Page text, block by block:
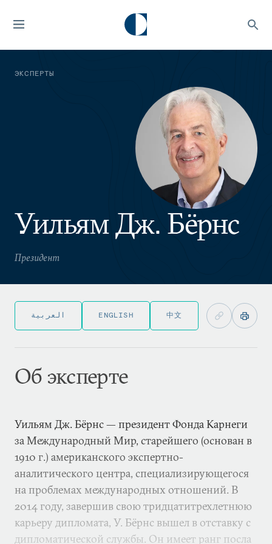
ЭКСПЕРТЫ
Уильям Дж. Бёрнс
Президент
العربية ENGLISH 中文
Об эксперте
Уильям Дж. Бёрнс — президент Фонда Карнеги
за Международный Мир, старейшего (основан в
1910 г.) американского экспертно-
аналитического центра, специализирующегося
на проблемах международных отношений. В
2014 году, завершив свою тридцатитрехлетнюю
карьеру дипломата, У. Бёрнс вышел в отставку с
дипломатической службы. Он имеет ранг посла